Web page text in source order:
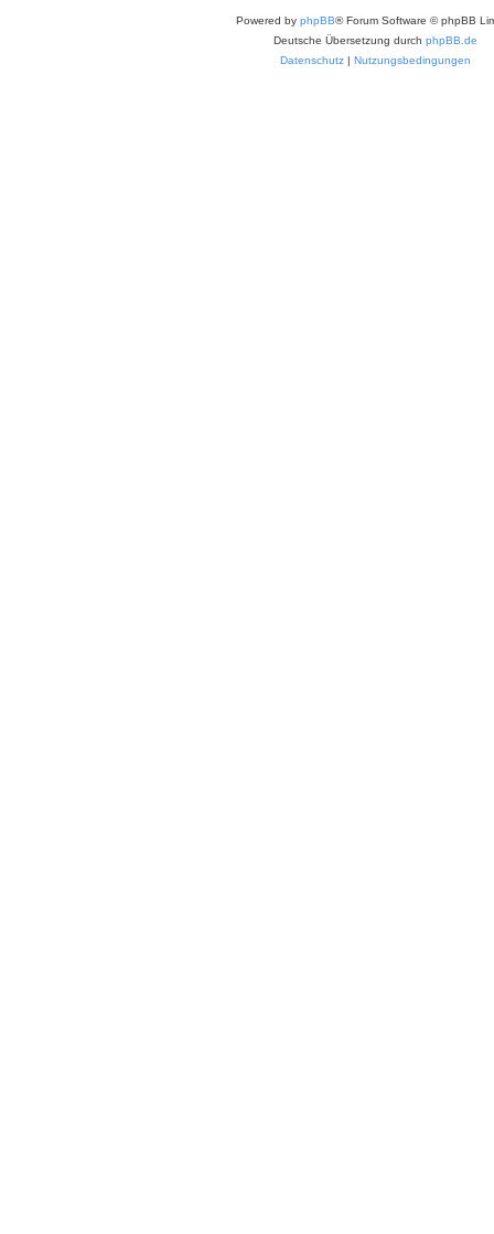
Powered by phpBB® Forum Software © phpBB
Deutsche Übersetzung durch phpBB.de
Datenschutz | Nutzungsbedingungen